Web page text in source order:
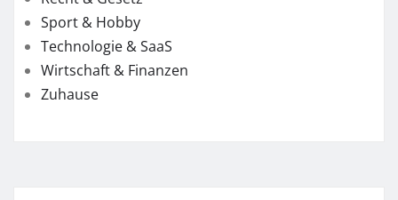
Sport & Hobby
Technologie & SaaS
Wirtschaft & Finanzen
Zuhause